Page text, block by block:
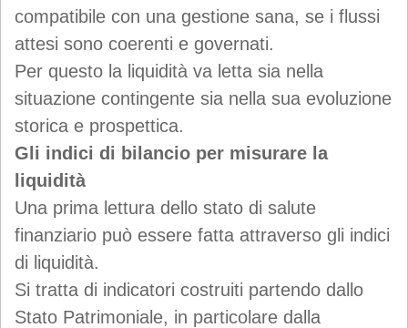
compatibile con una gestione sana, se i flussi
attesi sono coerenti e governati.
Per questo la liquidità va letta sia nella
situazione contingente sia nella sua evoluzione
storica e prospettica.
Gli indici di bilancio per misurare la
liquidità
Una prima lettura dello stato di salute
finanziario può essere fatta attraverso gli indici
di liquidità.
Si tratta di indicatori costruiti partendo dallo
Stato Patrimoniale, in particolare dalla